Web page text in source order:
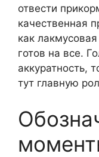
отвести
качественная
как
готов на все.
аккуратность,
тут главную